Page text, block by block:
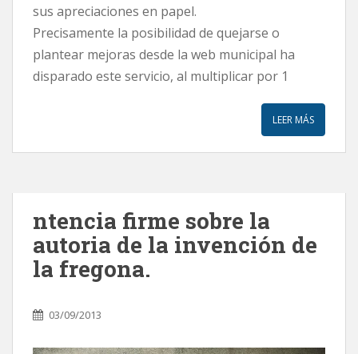
sus apreciaciones en papel.
Precisamente la posibilidad de quejarse o
plantear mejoras desde la web municipal ha
disparado este servicio, al multiplicar por 1
LEER MÁS
ntencia firme sobre la
autoria de la invención de
la fregona.
03/09/2013